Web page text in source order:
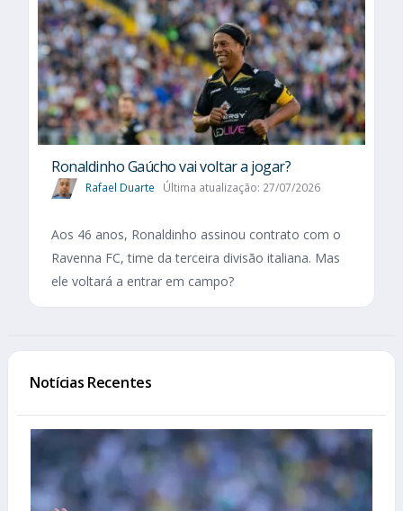
Ronaldinho Gaúcho vai voltar a jogar?
Rafael Duarte Última atualização: 27/07/2026
Aos 46 anos, Ronaldinho assinou contrato com o
Ravenna FC, time da terceira divisão italiana. Mas
ele voltará a entrar em campo?
Notícias Recentes